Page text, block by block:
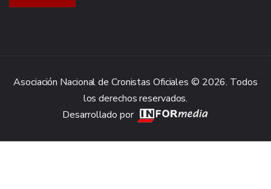
Asociación Nacional de Cronistas Oficiales © 2026. Todos
los derechos reservados.
Desarrollado por